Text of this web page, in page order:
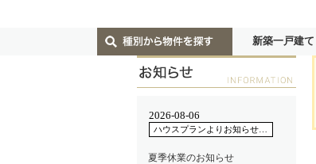
新築一戸建て